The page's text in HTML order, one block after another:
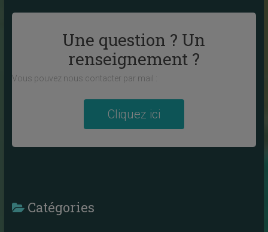
Une question ? Un
renseignement ?
Vous pouvez nous contacter par mail :
Cliquez ici
Catégories